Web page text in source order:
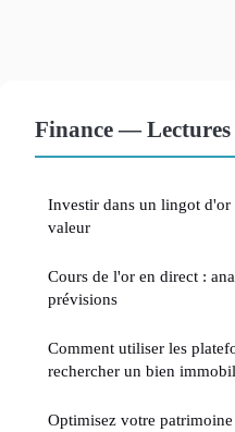
Finance — Lectures
Investir dans un lingot
valeur
Cours de l'or en direct :
prévisions
Comment utiliser les
rechercher un bien
Optimisez votre